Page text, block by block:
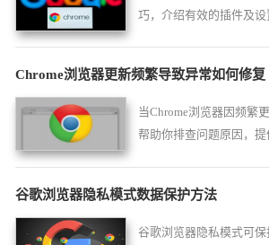
巧，介绍有效的插件及设
Chrome浏览器更新频繁导致异常如何修复
当Chrome浏览器因频繁
帮助你排查问题原因，
谷歌浏览器隐私模式数据保护方法
谷歌浏览器隐私模式可